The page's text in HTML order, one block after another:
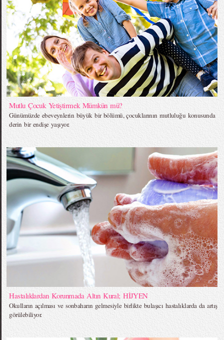
Mutlu Çocuk Yetiştirmek Mümkün mü?
Günümüzde ebeveynlerin büyük bir bölümü, çocuklarının mutluluğu konusunda
derin bir endişe yaşıyor.
Hastalıklardan Korunmada Altın Kural; HİJYEN
Okulların açılması ve sonbaharın gelmesiyle birlikte bulaşıcı hastalıklarda da artış
görülebiliyor.